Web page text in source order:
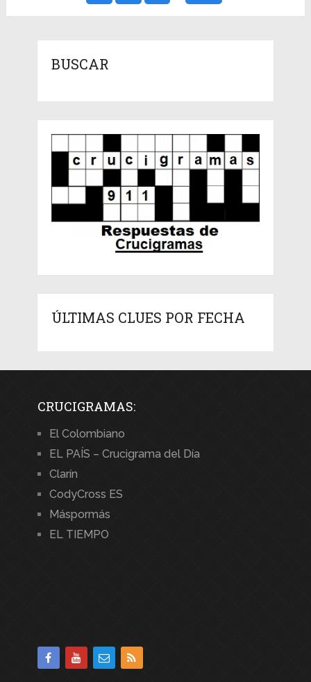
BUSCAR
ÚLTIMAS CLUES POR FECHA
CRUCIGRAMAS:
El Colombiano
EL PAÍS – Crucigrama del Día
Clarín
CodyCross ES
Máspormás
EL TIEMPO